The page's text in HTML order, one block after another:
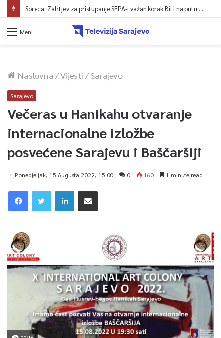
Soreca: Zahtjev za pristupanje SEPA-i važan korak BiH na putu ka EU
Meni
Naslovna/Vijesti/Sarajevo
Sarajevo
Večeras u Hanikahu otvaranje
internacionalne izložbe
posvećene Sarajevu i Baščaršiji
Ponedjeljak, 15 Augusta 2022, 15:00 0 160 1 minute read